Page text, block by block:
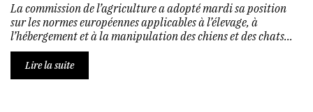
La commission de l’agriculture a adopté mardi sa position
sur les normes européennes applicables à l’élevage, à
l’hébergement et à la manipulation des chiens et des chats...
Lire la suite